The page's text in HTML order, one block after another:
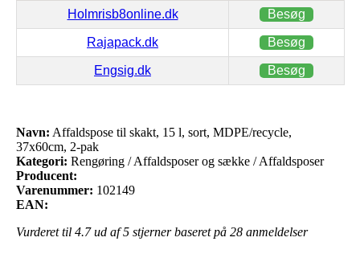
Holmrisb8online.dk Besøg
Rajapack.dk Besøg
Engsig.dk Besøg
Navn: Affaldspose til skakt, 15 l, sort, MDPE/recycle,
37x60cm, 2-pak
Kategori: Rengøring / Affaldsposer og sække / Affaldsposer
Producent:
Varenummer: 102149
EAN:
Vurderet til 4.7ud af 5 stjerner baseret på 28 anmeldelser